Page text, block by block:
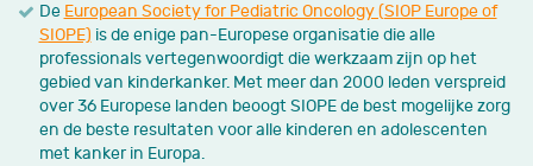
De European Society for Pediatric Oncology (SIOP Europe of
SIOPE) is de enige pan-Europese organisatie die alle
professionals vertegenwoordigt die werkzaam zijn op het
gebied van kinderkanker. Met meer dan 2000 leden verspreid
over 36 Europese landen beoogt SIOPE de best mogelijke zorg
en de beste resultaten voor alle kinderen en adolescenten
met kanker in Europa.